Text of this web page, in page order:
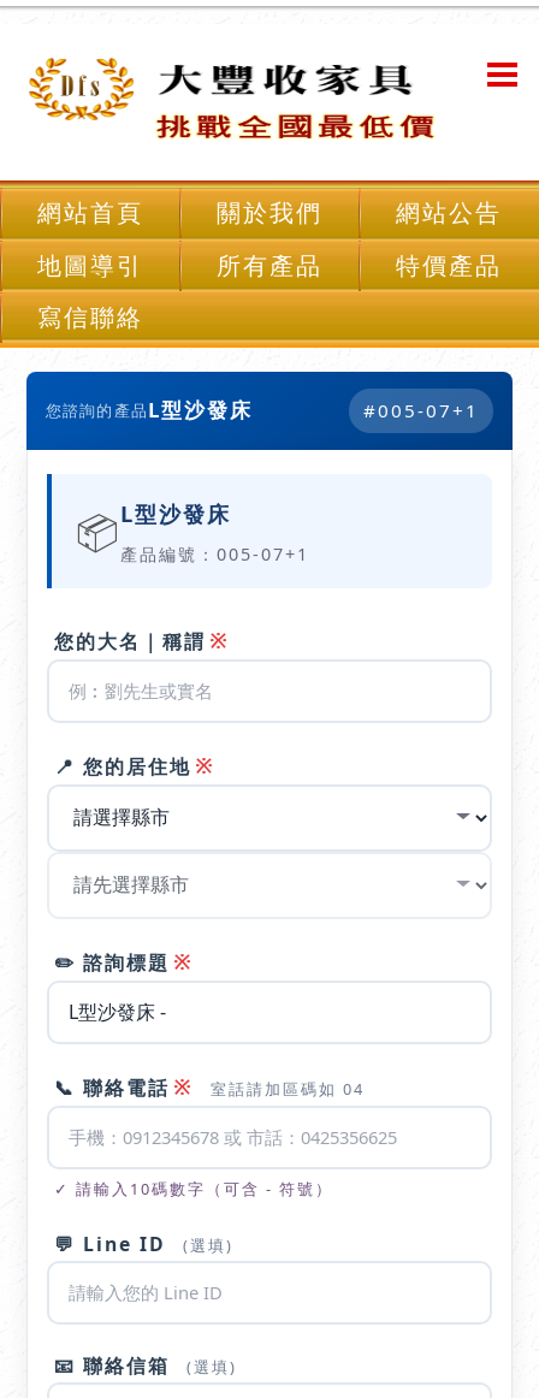
網站首頁 關於我們
網站公告
地圖導引
所有產品
特價產品
寫信聯絡
您諮詢的產品L型沙發床 #005-07+1
📦L型沙發床
產品編號：005-07+1
您的大名｜稱謂 ※
📍 您的居住地 ※
✏️ 諮詢標題 ※
📞 聯絡電話 ※ 室話請加區碼如 04
✓ 請輸入10碼數字（可含 - 符號）
💬 Line ID (選填)
📧 聯絡信箱 (選填)